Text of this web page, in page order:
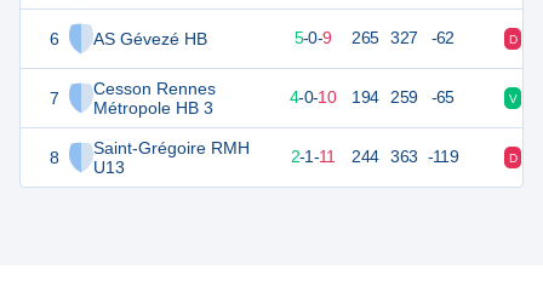
6 AS Gévezé HB
7
Cesson Rennes
Métropole HB 3
8
Saint-Grégoire RMH
U13
5-0-9 265 327 -62 D
20 4-0-10 194 259 -65 V
19 2-1-11 244 363 -119 D